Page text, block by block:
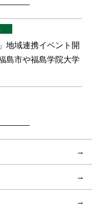
地域連携イベント開
島市や福島学院大学